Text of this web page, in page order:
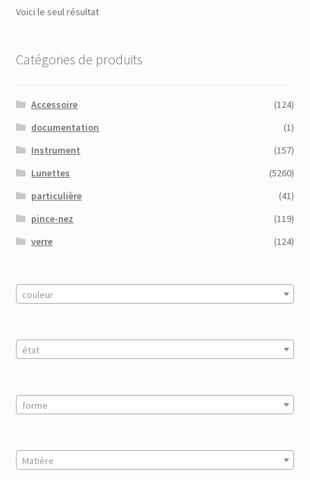
Voici le seul résultat
Catégories de produits
Accessoire
(124)
documentation
(1)
Instrument
(157)
Lunettes
(5260)
particulière
(41)
pince-nez
(119)
verre
(124)
couleur
état
forme
Matière